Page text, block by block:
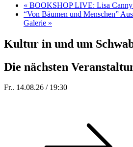
« BOOKSHOP LIVE: Lisa
“Von Bäumen und Menschen”
Galerie »
Kultur in und um
Die nächsten
Fr.. 14.08.26 / 19:30